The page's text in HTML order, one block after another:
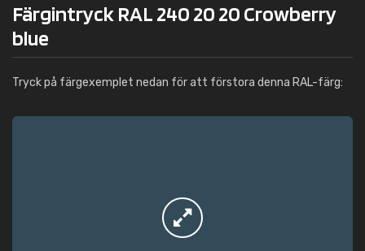
Färgintryck RAL 240 20 20 Crowberry
blue
Tryck på färgexemplet nedan för att förstora denna RAL-färg: